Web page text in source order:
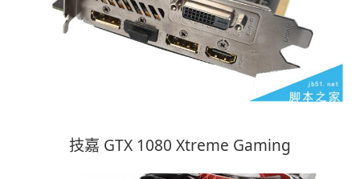
技嘉 GTX 1080 Xtreme Gaming